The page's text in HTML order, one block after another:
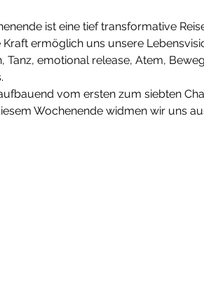
ist eine tief transformative
ermöglich uns unsere
Tanz, emotional release, Atem,
vom ersten zum siebten
Wochenende widmen wir uns